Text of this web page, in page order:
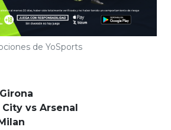
de YoSports
vs Arsenal